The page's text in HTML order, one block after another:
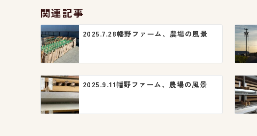
ゲ
ー
シ
ョ
ン
関連記事
2025.7.28幡野ファーム、農場の風景
2025.9.11幡野ファーム、農場の風景